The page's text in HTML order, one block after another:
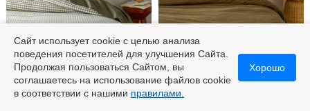
Финальная цена
LA REDOUTE INTERIEURS
Пододеяльник из
5
/
LA REDOUTE INTERIEURS
Хлопковый пододеяльник из
4,2
/ 5
Сайт использует cookie с целью анализа
поведения посетителей для улучшения Сайта.
Продолжая пользоваться Сайтом, вы
соглашаетесь на использование файлов cookie
в соответствии с нашими правилами.
Хорошо